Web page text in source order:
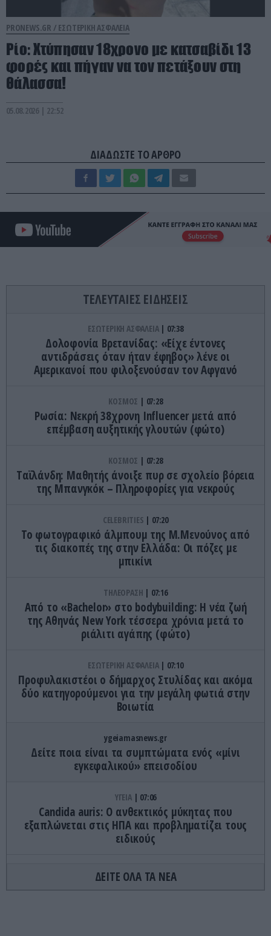
PRONEWS.GR / ΕΣΩΤΕΡΙΚΗ ΑΣΦΑΛΕΙΑ
Ρίο: Χτύπησαν 18χρονο με κατσαβίδι 13
φορές και πήγαν να τον πετάξουν στη
θάλασσα!
05.08.2026 | 22:52
ΔΙΑΔΩΣΤΕ ΤΟ ΑΡΘΡΟ
ΤΕΛΕΥΤΑΙΕΣ ΕΙΔΗΣΕΙΣ
ΕΣΩΤΕΡΙΚΗ ΑΣΦΑΛΕΙΑ 07:38
Δολοφονία Βρετανίδας: «Είχε έντονες
αντιδράσεις όταν ήταν έφηβος» λένε οι
Αμερικανοί που φιλοξενούσαν τον Αφγανό
ΚΟΣΜΟΣ 07:28
Ρωσία: Νεκρή 38χρονη Ιnfluencer μετά από
επέμβαση αυξητικής γλουτών (φώτο)
ΚΟΣΜΟΣ 07:28
Tαϊλάνδη: Μαθητής άνοιξε πυρ σε σχολείο βόρεια
της Μπανγκόκ – Πληροφορίες για νεκρούς
CELEBRITIES 07:20
Το φωτογραφικό άλμπουμ της Μ.Μενούνος από
τις διακοπές της στην Ελλάδα: Οι πόζες με
μπικίνι
ΤΗΛΕΟΡΑΣΗ 07:16
Από το «Bachelor» στο bodybuilding: Η νέα ζωή
της Αθηνάς New York τέσσερα χρόνια μετά το
ριάλιτι αγάπης (φώτο)
ΕΣΩΤΕΡΙΚΗ ΑΣΦΑΛΕΙΑ 07:10
Προφυλακιστέοι ο δήμαρχος Στυλίδας και ακόμα
δύο κατηγορούμενοι για την μεγάλη φωτιά στην
Βοιωτία
ygeiamasnews.gr
Δείτε ποια είναι τα συμπτώματα ενός «μίνι
εγκεφαλικού» επεισοδίου
ΥΓΕΙΑ 07:06
Candida auris: Ο ανθεκτικός μύκητας που
εξαπλώνεται στις ΗΠΑ και προβληματίζει τους
ειδικούς
ΚΟΣΜΟΣ 07:01
Αργεντινή: Επεισόδια στο Μπουένος Άιρες μετά
ΔΕΙΤΕ ΟΛΑ ΤΑ ΝΕΑ